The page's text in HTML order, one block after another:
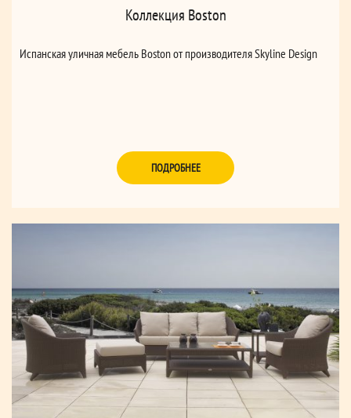
Коллекция Boston
Испанская уличная мебель Boston от производителя Skyline Design
ПОДРОБНЕЕ